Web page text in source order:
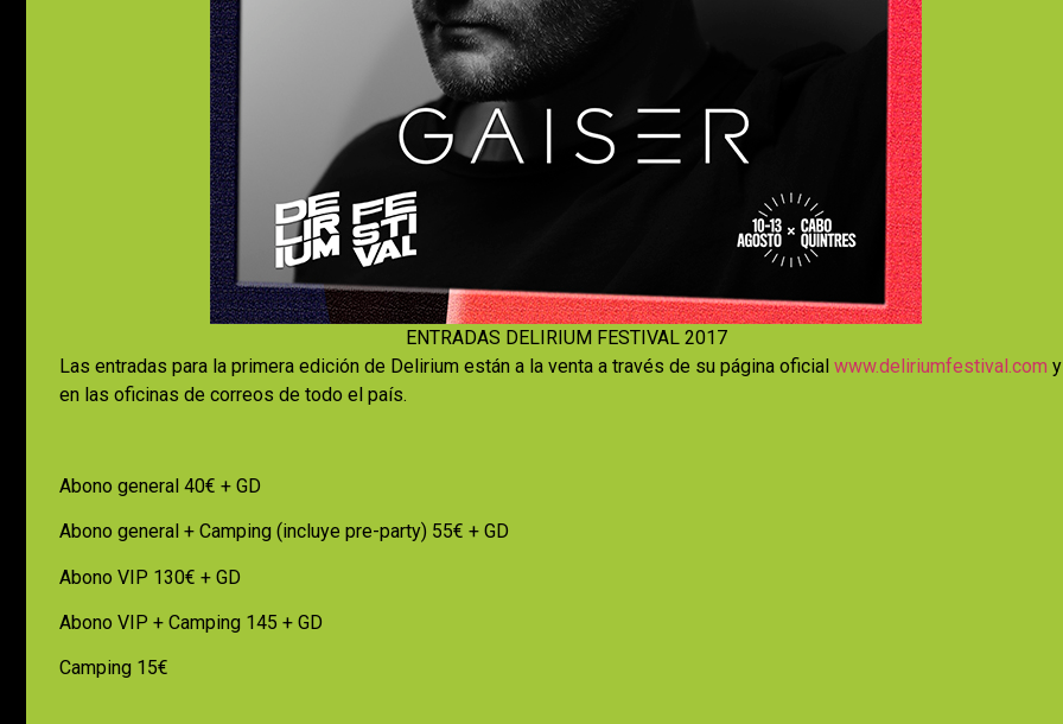
ENTRADAS DELIRIUM FESTIVAL 2017
Las entradas para la primera edición de Delirium están a la venta a través de su página oficial www.deliriumfestival.com y
en las oficinas de correos de todo el país.
Abono general 40€ + GD
Abono general + Camping (incluye pre-party) 55€ + GD
Abono VIP 130€ + GD
Abono VIP + Camping 145 + GD
Camping 15€